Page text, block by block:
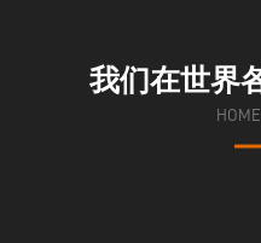
我们在世界
HOME